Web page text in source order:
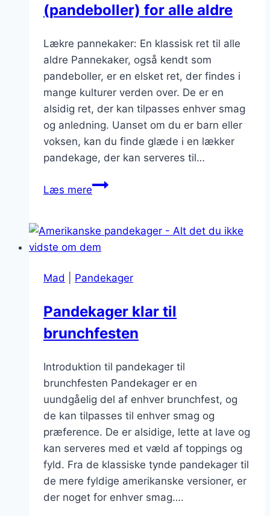
(pandeboller) for alle aldre
Lækre pannekaker: En klassisk ret til alle
aldre Pannekaker, også kendt som
pandeboller, er en elsket ret, der findes i
mange kulturer verden over. De er en
alsidig ret, der kan tilpasses enhver smag
og anledning. Uanset om du er barn eller
voksen, kan du finde glæde i en lækker
pandekage, der kan serveres til…
Læs mereLækre
for
alle
Mad
Pandekager
Pandekager klar til
brunchfesten
Introduktion til pandekager til
brunchfesten Pandekager er en
uundgåelig del af enhver brunchfest, og
de kan tilpasses til enhver smag og
præference. De er alsidige, lette at lave og
kan serveres med et væld af toppings og
fyld. Fra de klassiske tynde pandekager til
de mere fyldige amerikanske versioner, er
der noget for enhver smag….